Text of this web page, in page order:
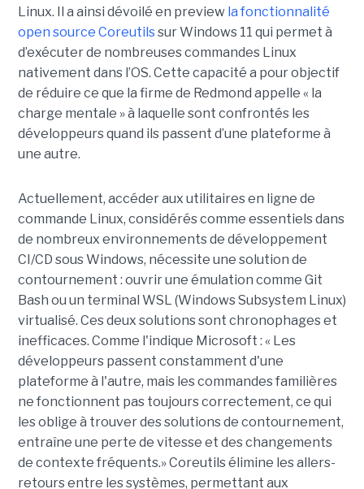
Linux. Il a ainsi dévoilé en preview la fonctionnalité
open source Coreutilssur Windows 11 qui permet à
d’exécuter de nombreuses commandes Linux
nativement dans l’OS. Cette capacité a pour objectif
de réduire ce que la firme de Redmond appelle « la
charge mentale » à laquelle sont confrontés les
développeurs quand ils passent d’une plateforme à
une autre.
Actuellement, accéder aux utilitaires en ligne de
commande Linux, considérés comme essentiels dans
de nombreux environnements de développement
CI/CD sous Windows, nécessite une solution de
contournement : ouvrir une émulation comme Git
Bash ou un terminal WSL (Windows Subsystem Linux)
virtualisé. Ces deux solutions sont chronophages et
inefficaces. Comme l'indique Microsoft : « Les
développeurs passent constamment d'une
plateforme à l'autre, mais les commandes familières
ne fonctionnent pas toujours correctement, ce qui
les oblige à trouver des solutions de contournement,
entraîne une perte de vitesse et des changements
de contexte fréquents.» Coreutils élimine les allers-
retours entre les systèmes, permettant aux